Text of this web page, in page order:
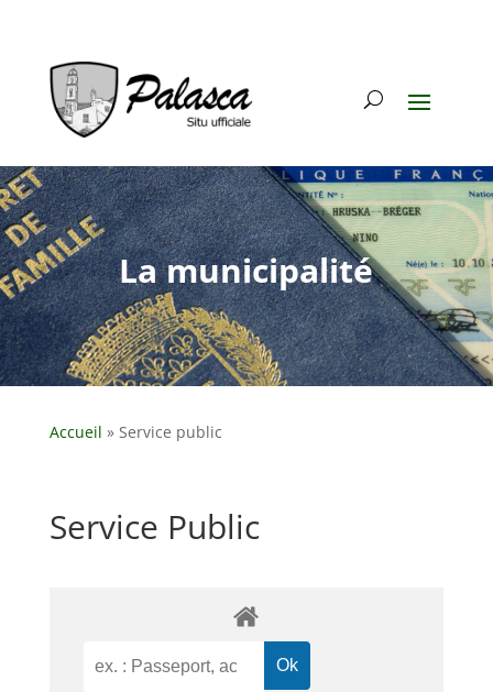
La municipalité
Accueil » Service public
Service Public